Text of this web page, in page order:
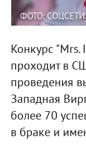
ФОТО: СОЦСЕТИ
Конкурс
проходит в
проведения
Западная
более 70
в браке и